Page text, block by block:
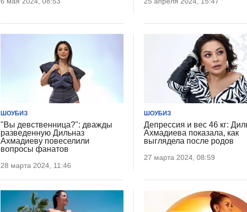
ШОУБИЗ
"Вы девственница?": дважды
разведенную Дильназ
Ахмадиеву повеселили
вопросы фанатов
28 марта 2024, 11:46
ШОУБИЗ
Депрессия и вес 46 кг:
Ахмадиева показала, как
выглядела после родов
27 марта 2024, 08:59